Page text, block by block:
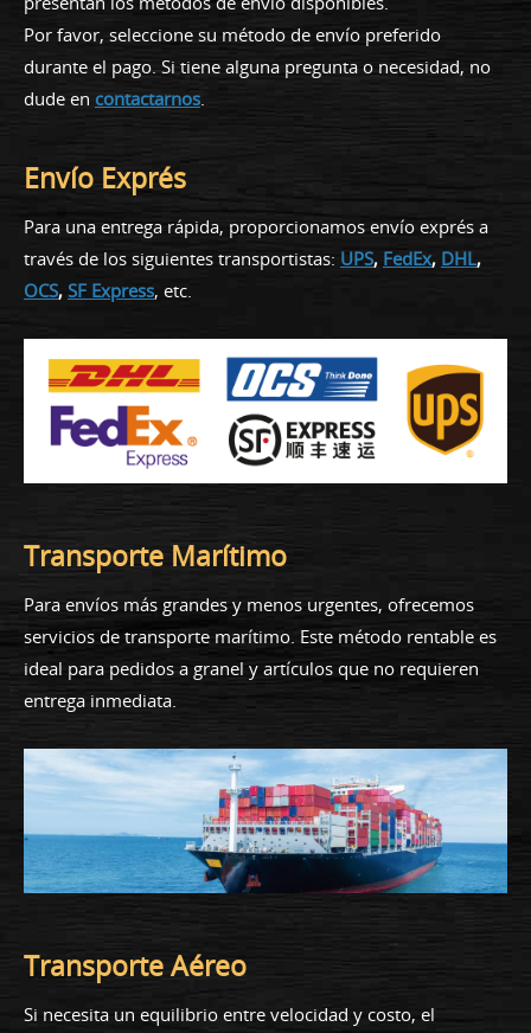
Por favor, seleccione su método de envío preferido
durante el pago. Si tiene alguna pregunta o necesidad, no
dude en contactarnos
Envío Exprés
Para una entrega rápida, proporcionamos envío exprés a
través de los siguientes transportistas: UPS, FedEx, DHL,
OCS, SF Express, etc.
Transporte Marítimo
Para envíos más grandes y menos urgentes, ofrecemos
servicios de transporte marítimo. Este método rentable es
ideal para pedidos a granel y artículos que no requieren
entrega inmediata.
Transporte Aéreo
Si necesita un equilibrio entre velocidad y costo, el